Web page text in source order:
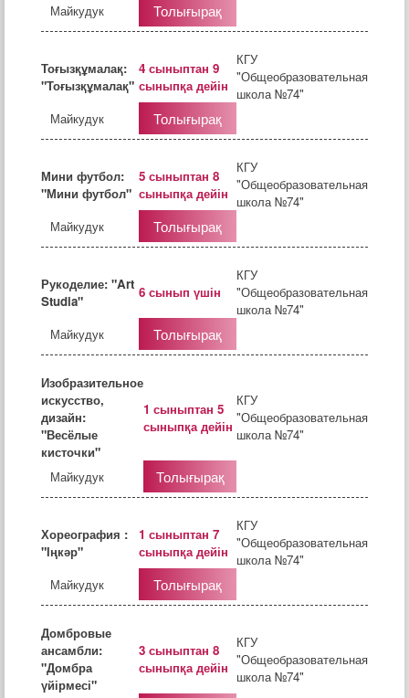
Майкудук
Толығырақ
Тоғызқұмалақ:
"Тоғызқұмалақ"
4 сыныптан 9
сыныпқа дейін
КГУ
"Общеобразовательная
школа №74"
Майкудук
Толығырақ
Мини футбол:
"Мини футбол"
5 сыныптан 8
сыныпқа дейін
КГУ
"Общеобразовательная
школа №74"
Майкудук
Толығырақ
Рукоделие: "Art
Studia"
6 сынып үшін
КГУ
"Общеобразовательная
школа №74"
Майкудук
Толығырақ
Изобразительное
искусство,
дизайн:
"Весёлые
кисточки"
1 сыныптан 5
сыныпқа дейін
КГУ
"Общеобразовательная
школа №74"
Майкудук Толығырақ
Хореография :
"Іңкәр"
1 сыныптан 7
сыныпқа дейін
КГУ
"Общеобразовательная
школа №74"
Майкудук
Толығырақ
Домбровые
ансамбли:
"Домбра
үйірмесі"
3 сыныптан 8
сыныпқа дейін
КГУ
"Общеобразовательная
школа №74"